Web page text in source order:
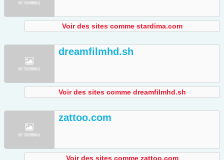
Voir des sites comme stardima.com
dreamfilmhd.sh
Voir des sites comme dreamfilmhd.sh
zattoo.com
Voir des sites comme zattoo.com